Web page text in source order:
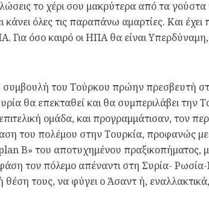
το χέρι σου μακρύτερα από τα
κάνει όλες τις παραπάνω αμαρτίες. Και έχει
Για όσο καιρό οι ΗΠΑ θα είναι
του Τούρκου πρώην πρεσβευτή
θα επεκταθεί και θα συμπεριλάβει
ομάδα, και προγραμμάτισαν, τον
του πολέμου στην Τουρκία, προφανώς
B» του αποτυχημένου πραξικοπήματος,
τον πόλεμο απέναντι στη Συρία-
τους, να φύγει ο Άσαντ ή,